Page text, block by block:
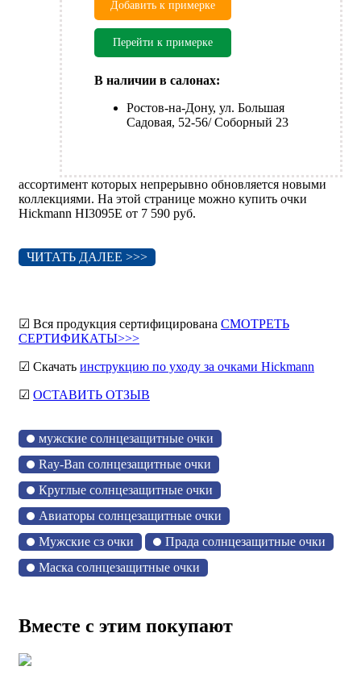
Добавить к примерке
Перейти к примерке
В наличии в салонах:
Ростов-на-Дону, ул. Большая
Садовая, 52-56/ Соборный 23
ассортимент которых непрерывно обновляется новыми
коллекциями. На этой странице можно купить очки
Hickmann HI3095E от 7 590 руб.
ЧИТАТЬ ДАЛЕЕ >>>
☑ Вся продукция сертифицирована СМОТРЕТЬ
СЕРТИФИКАТЫ>>>
☑ Скачать инструкцию по уходу за очками Hickmann
☑ ОСТАВИТЬ ОТЗЫВ
мужские солнцезащитные очки
Ray-Ban солнцезащитные очки
Круглые солнцезащитные очки
Авиаторы солнцезащитные очки
Мужские сз очки
Прада солнцезащитные очки
Маска солнцезащитные очки
Вместе с этим покупают